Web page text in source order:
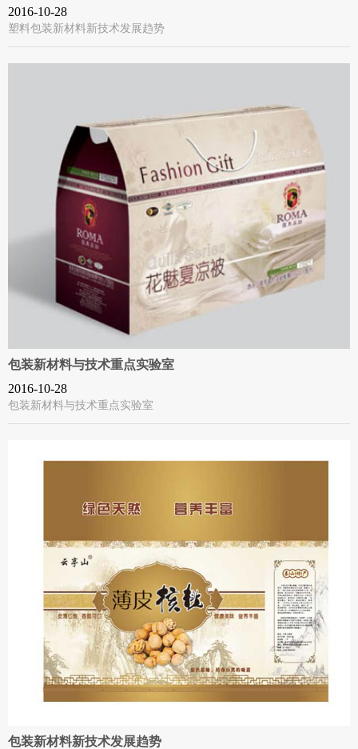
2016-10-28
塑料包装新材料新技术发展趋势
包装新材料与技术重点实验室
2016-10-28
包装新材料与技术重点实验室
包装新材料新技术发展趋势